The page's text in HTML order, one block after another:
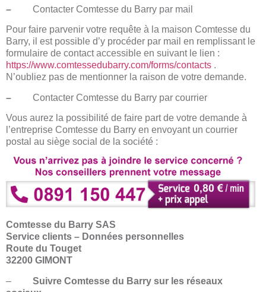
– Contacter Comtesse du Barry par mail
Pour faire parvenir votre requête à la maison Comtesse du
Barry, il est possible d’y procéder par mail en remplissant le
formulaire de contact accessible en suivant le lien :
https://www.comtessedubarry.com/forms/contacts .
N’oubliez pas de mentionner la raison de votre demande.
– Contacter Comtesse du Barry par courrier
Vous aurez la possibilité de faire part de votre demande à
l’entreprise Comtesse du Barry en envoyant un courrier
postal au siège social de la société :
Comtesse du Barry SAS
Service clients – Données personnelles
Route du Touget
32200 GIMONT
– Suivre Comtesse du Barry sur les réseaux